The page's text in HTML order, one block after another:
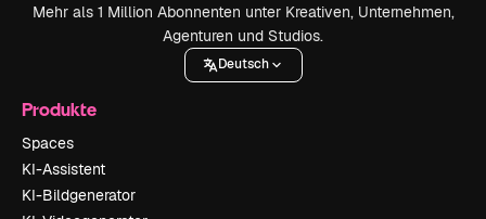
Mehr als 1 Million Abonnenten unter Kreativen, Unternehmen,
Agenturen und Studios.
Deutsch
Produkte
Spaces
KI-Assistent
KI-Bildgenerator